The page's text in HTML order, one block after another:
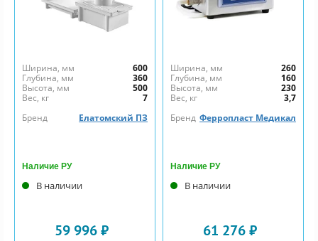
Ширина, мм
600
Глубина, мм
360
Высота, мм
500
Вес, кг
7
Бренд
Елатомский ПЗ
Наличие РУ
В наличии
59 996 ₽
Ширина, мм
260
Глубина, мм
160
Высота, мм
230
Вес, кг
3,7
Бренд Ферропласт Медикал
Наличие РУ
В наличии
61 276 ₽